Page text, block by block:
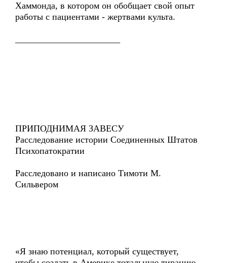
Хаммонда, в котором он обобщает свой опыт
работы с пациентами - жертвами культа.
ПРИПОДНИМАЯ ЗАВЕСУ
Расследование истории Соединенных Штатов
Психопатократии
Расследовано и написано Тимоти М.
Сильвером
«Я знаю потенциал, который существует,